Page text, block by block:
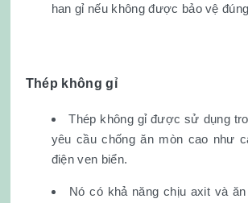
han gỉ nếu không được bảo vệ
Thép không gỉ
Thép không gỉ được sử dụng
yêu cầu chống ăn mòn cao như
điện ven biển.
Nó có khả năng chịu axit và